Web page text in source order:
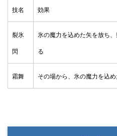
技名 効果
裂氷
閃
氷の魔力を込めた矢を放ち
る
霜舞 その場から、氷の魔力を込